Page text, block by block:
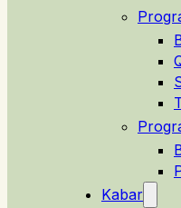
Kabar